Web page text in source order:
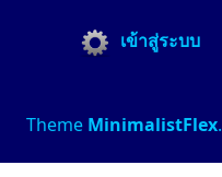
เข้าสู่ระบบ
Theme MinimalistFlex.